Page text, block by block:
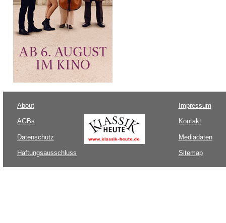
About
AGBs
Datenschutz
Haftungsausschluss
Impressum
Kontakt
Mediadaten
Sitemap